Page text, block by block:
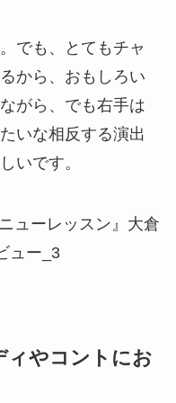
でも、とてもチャ
から、おもしろい
がら、でも右手は
いな相反する演出
いです。
ィやコントにお